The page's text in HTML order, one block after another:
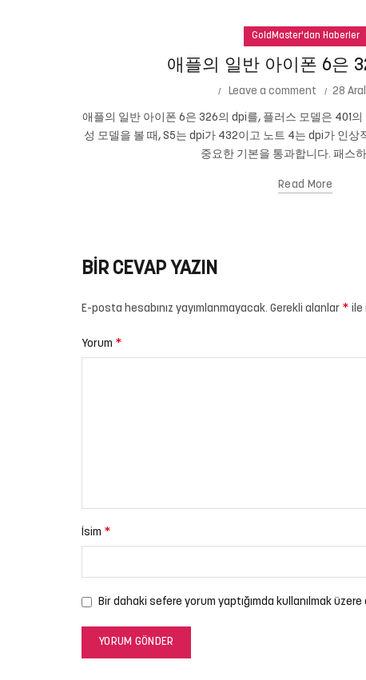
GoldMaster'dan Haberler
애플의 일반 아이폰 6은
Leave a comment 28
애플의 일반 아이폰 6은 326의 dpi를, 플러스 모델은 401
성 모델을 볼 때, S5는 dpi가 432이고 노트 4는 dpi가 인상
중요한 기본을 통과합니다. 패스
Read More
BIR CEVAP YAZIN
E-posta hesabınız yayımlanmayacak. Gerekli alanlar * ile
Yorum *
İsim *
Bir dahaki sefere yorum yaptığımda kullanılmak